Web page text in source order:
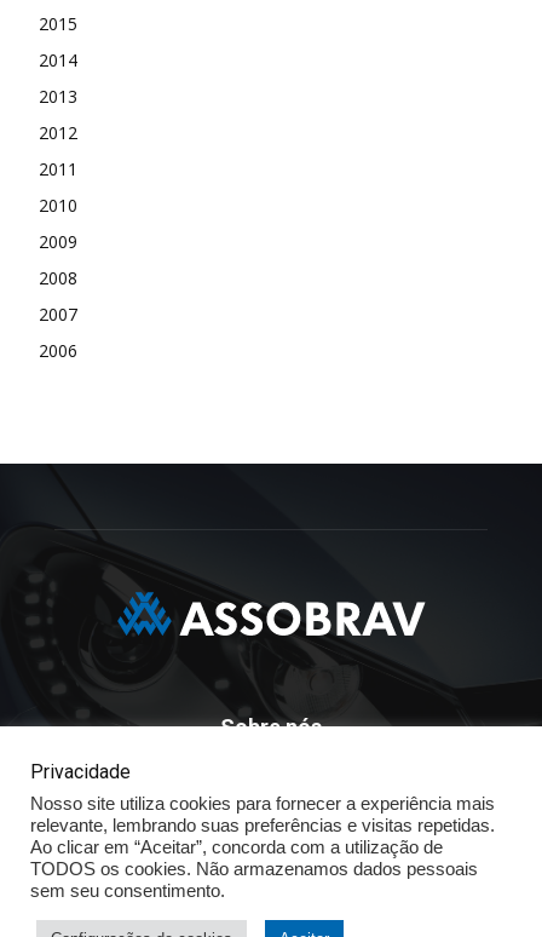
2015
2014
2013
2012
2011
2010
2009
2008
2007
2006
Sobre nós
ASSOBRAV - Associação Brasileira Dos Distribuidores
Volkswagen
Av. José Maria Whitaker n° 603 - Mirandópolis - São Paulo - SP
- CEP: 04057.900 - Fone: (11) - 5078.5400
Política de Privacidade
Privacidade
Nosso site utiliza cookies para fornecer a experiência mais
relevante, lembrando suas preferências e visitas repetidas.
Ao clicar em “Aceitar”, concorda com a utilização de
TODOS os cookies. Não armazenamos dados pessoais
sem seu consentimento.